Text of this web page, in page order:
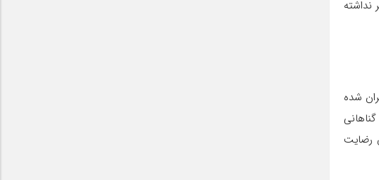
نداشته
شده
رضایت